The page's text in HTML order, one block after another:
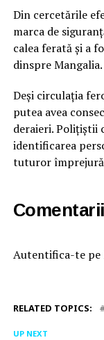
Din cercetările
marca de
calea ferată și a
dinspre Mangalia.
Deși circulația
putea avea
deraieri. Polițiștii
identificarea
tuturor
Autentifica-te pe
RELATED TOPICS:
UP NEXT